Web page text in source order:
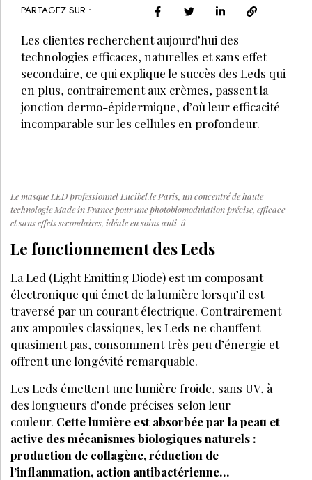
PARTAGEZ SUR :
Les clientes recherchent aujourd’hui des
technologies efficaces, naturelles et sans effet
secondaire, ce qui explique le succès des Leds qui
en plus, contrairement aux crèmes, passent la
jonction dermo-épidermique, d’où leur efficacité
incomparable sur les cellules en profondeur.
Le masque LED professionnel Lucibel.le Paris, un concentré de haute
technologie Made in France pour une photobiomodulation précise, efficace
et sans effets secondaires, idéale en soins anti-â
Le fonctionnement des Leds
La Led (Light Emitting Diode) est un composant
électronique qui émet de la lumière lorsqu’il est
traversé par un courant électrique. Contrairement
aux ampoules classiques, les Leds ne chauffent
quasiment pas, consomment très peu d’énergie et
offrent une longévité remarquable.
Les Leds émettent une lumière froide, sans UV, à
des longueurs d’onde précises selon leur
couleur. Cette lumière est absorbée par la peau et
active des mécanismes biologiques naturels :
production de collagène, réduction de
l’inflammation, action antibactérienne…